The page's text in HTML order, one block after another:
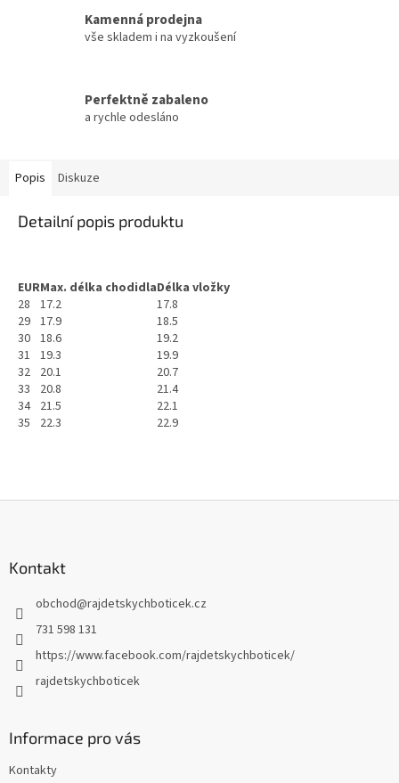
Kamenná prodejna
vše skladem i na vyzkoušení
Perfektně zabaleno
a rychle odesláno
Popis Diskuze
Detailní popis produktu
EURMax. délka chodidlaDélka vložky
28 17.2
17.8
29 17.9
18.5
30 18.6
19.2
31 19.3
19.9
32 20.1
20.7
33
20.8
21.4
34 21.5
22.1
35
22.3 22.9
Kontakt
obchod@rajdetskychboticek.cz
731 598 131
https://www.facebook.com/rajdetskychboticek/
rajdetskychboticek
Informace pro vás
Kontakty